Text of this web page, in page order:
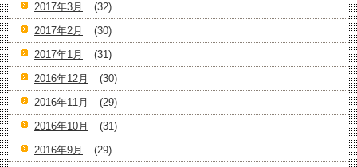
2017年3月
(32)
2017年2月
(30)
2017年1月
(31)
2016年12月
(30)
2016年11月
(29)
2016年10月
(31)
2016年9月
(29)